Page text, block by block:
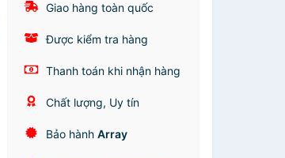
Giao hàng toàn quốc
Được kiểm tra hàng
Thanh toán khi nhận hàng
Chất lượng, Uy tín
Bảo hànhArray